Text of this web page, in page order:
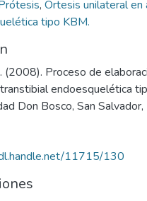
, Ortesis unilateral en
tipo KBM.
(2008). Proceso de
endoesquelética
Don Bosco, San
11715/130